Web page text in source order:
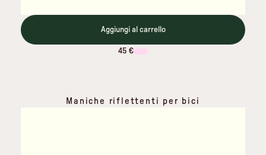
Aggiungi al carrello
45 €
Maniche riflettenti per bici